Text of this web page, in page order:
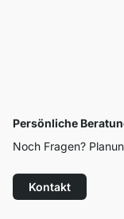
Persönliche
Noch Fragen?
Kontakt